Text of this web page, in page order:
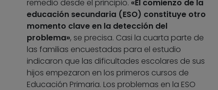
remedio desde el principio. «El comienzo de la
educación secundaria (ESO) constituye otro
momento clave en la detección del
problema», se precisa. Casi la cuarta parte de
las familias encuestadas para el estudio
indicaron que las dificultades escolares de sus
hijos empezaron en los primeros cursos de
Educación Primaria. Los problemas en la ESO